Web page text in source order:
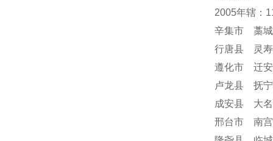
2005年辖：
辛集市 藁
行唐县 灵
遵化市 迁
卢龙县 抚
成安县 大
邢台市 南